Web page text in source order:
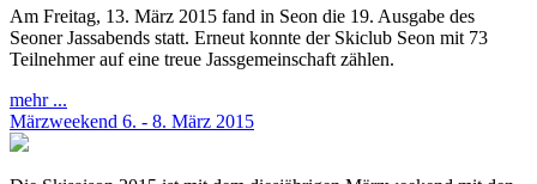
Am Freitag, 13. März 2015 fand in Seon die 19. Ausgabe des
Seoner Jassabends statt. Erneut konnte der Skiclub Seon mit 73
Teilnehmer auf eine treue Jassgemeinschaft zählen.
mehr ...
Märzweekend 6. - 8. März 2015